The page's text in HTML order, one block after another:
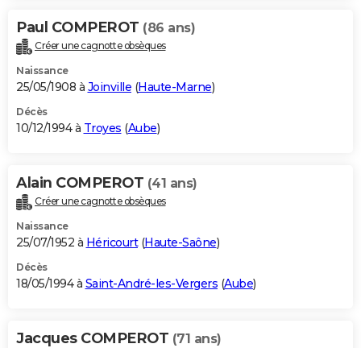
Paul COMPEROT (86 ans)
Créer une cagnotte obsèques
Naissance
25/05/1908 à Joinville (Haute-Marne)
Décès
10/12/1994 à Troyes (Aube)
Alain COMPEROT (41 ans)
Créer une cagnotte obsèques
Naissance
25/07/1952 à Héricourt(Haute-Saône)
Décès
18/05/1994 à Saint-André-les-Vergers (Aube)
Jacques COMPEROT (71 ans)